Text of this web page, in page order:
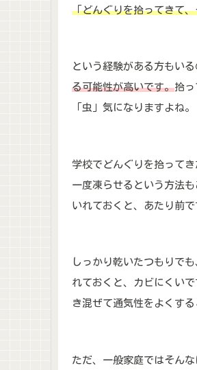
「どんぐりを拾ってきて
という経験がある方もい
る可能性が高いです。拾
「虫」気になりますよね。
学校でどんぐりを拾って
一度凍らせるという方法
いれておくと、あたり前
しっかり乾いたつもりで
れておくと、カビにくい
き混ぜて通気性をよくす
ただ、一般家庭ではそん